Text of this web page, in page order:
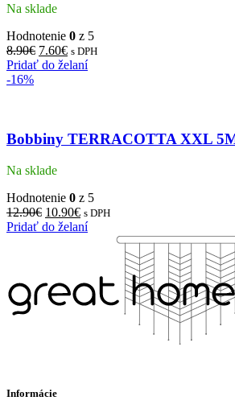
Na sklade
Hodnotenie 0 z 5
8.90€ 7.60€ s DPH
Pridať do želaní
-16%
Bobbiny TERRACOTTA XXL
Na sklade
Hodnotenie 0 z 5
12.90€ 10.90€ s DPH
Pridať do želaní
Informácie